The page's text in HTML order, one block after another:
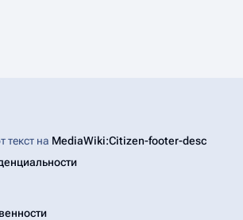
текст на MediaWiki:Citizen-footer-desc